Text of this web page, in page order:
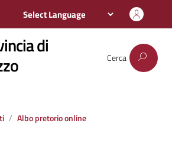
degli strumenti
di Cerca
Albo pretorio online